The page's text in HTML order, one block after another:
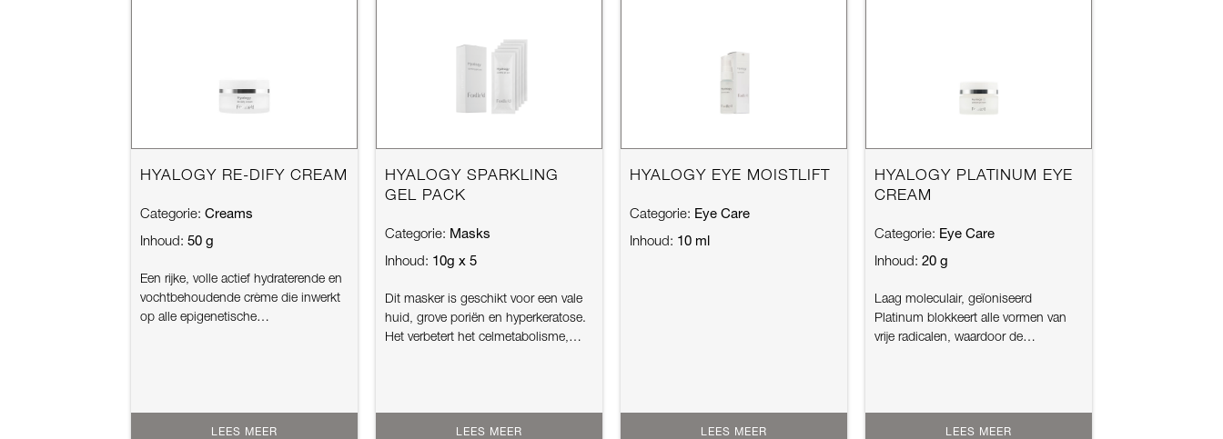
HYALOGY RE-DIFY CREAM
Categorie:Creams
Inhoud:50 g
Een rijke, volle actief hydraterende en
vochtbehoudende crème die inwerkt
op alle epigenetische
LEES MEER
HYALOGY SPARKLING
GEL PACK
Categorie: Masks
Inhoud: 10g x 5
Dit masker is geschikt voor een vale
huid, grove poriën en hyperkeratose.
Het verbetert het celmetabolisme,
LEES MEER
HYALOGY EYE MOISTLIFT
Categorie: Eye Care
Inhoud: 10 ml
LEES MEER
HYALOGY PLATINUM EYE
CREAM
Categorie: Eye Care
Inhoud: 20 g
Laag moleculair, geïoniseerd
Platinum blokkeert alle vormen van
vrije radicalen, waardoor de
LEES MEER